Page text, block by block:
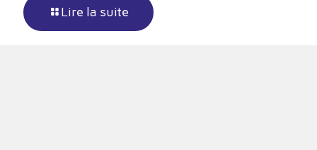
Lire la suite